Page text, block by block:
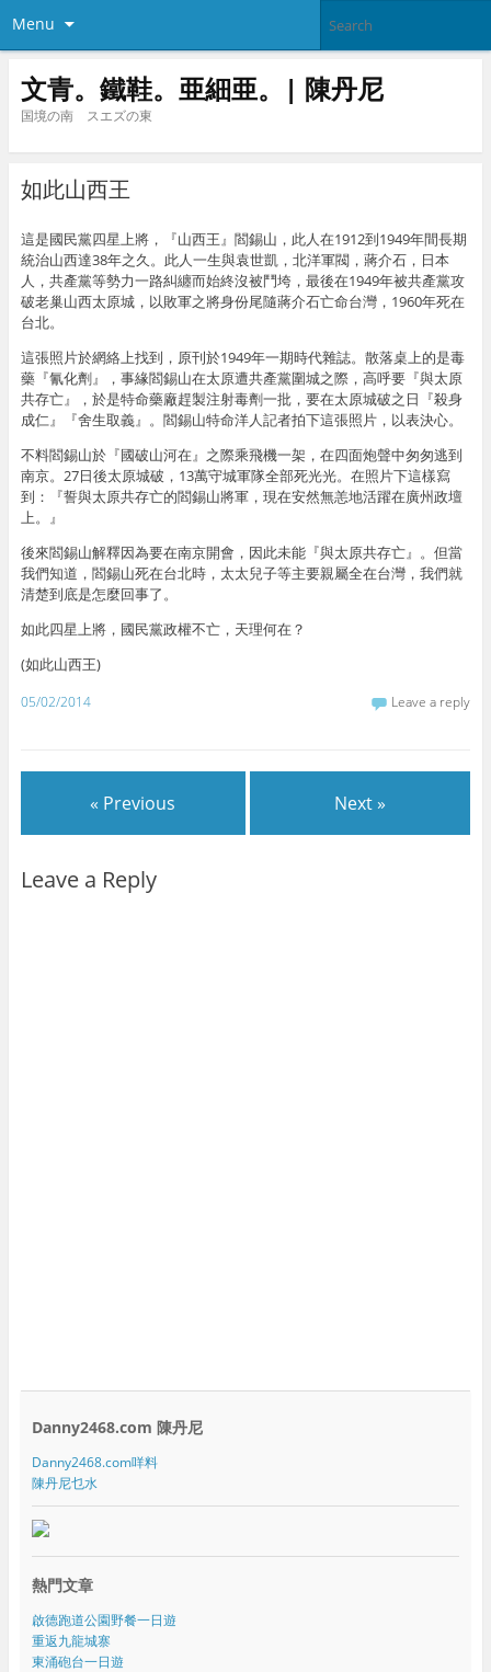
Menu
文青。鐵鞋。亜細亜。| 陳丹尼
国境の南 スエズの東
如此山西王
這是國民黨四星上將，『山西王』閻錫山，此人在1912到1949年間長期
統治山西達38年之久。此人一生與袁世凱，北洋軍閥，蔣介石，日本
人，共產黨等勢力一路糾纏而始終沒被鬥垮，最後在1949年被共產黨攻
破老巢山西太原城，以敗軍之將身份尾隨蔣介石亡命台灣，1960年死在
台北。
這張照片於網絡上找到，原刊於1949年一期時代雜誌。散落桌上的是毒
藥『氰化劑』，事緣閻錫山在太原遭共產黨圍城之際，高呼要『與太原
共存亡』，於是特命藥廠趕製注射毒劑一批，要在太原城破之日『殺身
成仁』『舍生取義』。閻錫山特命洋人記者拍下這張照片，以表決心。
不料閻錫山於『國破山河在』之際乘飛機一架，在四面炮聲中匆匆逃到
南京。27日後太原城破，13萬守城軍隊全部死光光。在照片下這樣寫
到：『誓與太原共存亡的閻錫山將軍，現在安然無恙地活躍在廣州政壇
上。』
後來閻錫山解釋因為要在南京開會，因此未能『與太原共存亡』。但當
我們知道，閻錫山死在台北時，太太兒子等主要親屬全在台灣，我們就
清楚到底是怎麼回事了。
如此四星上將，國民黨政權不亡，天理何在？
(如此山西王)
05/02/2014 Leave a reply
« Previous Next »
Leave a Reply
Danny2468.com 陳丹尼
Danny2468.com咩料
陳丹尼乜水
熱門文章
啟德跑道公園野餐一日遊
重返九龍城寨
東涌砲台一日遊